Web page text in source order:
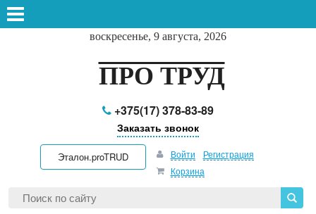
воскресенье, 9 августа, 2026
ПРО ТРУД
+375(17) 378-83-89
Заказать звонок
Эталон.proTRUD Войти
Регистрация
Корзина